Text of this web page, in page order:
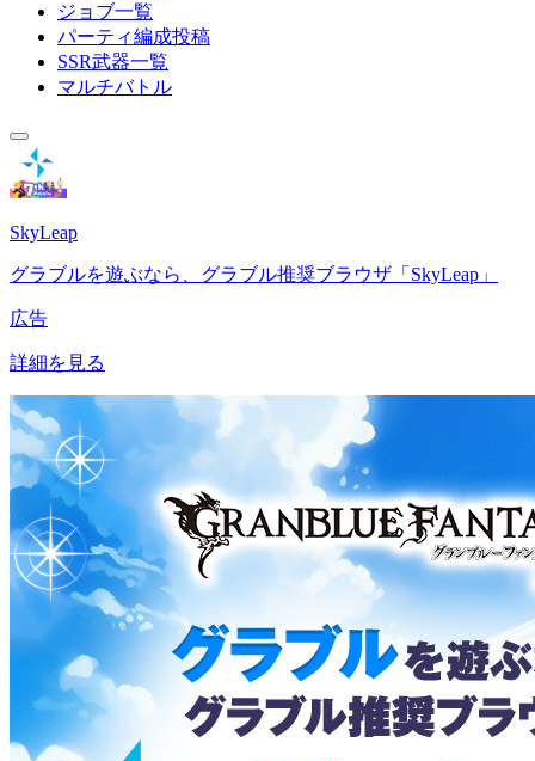
ジョブ一覧
パーティ編成投稿
SSR武器一覧
マルチバトル
SkyLeap
グラブルを遊ぶなら、グラブル推奨ブラウザ「SkyLeap」
広告
詳細を見る